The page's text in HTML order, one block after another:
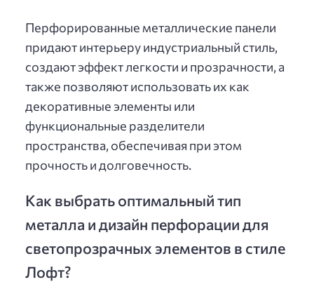
Перфорированные металлические панели
придают интерьеру индустриальный стиль,
создают эффект легкости и прозрачности, а
также позволяют использовать их как
декоративные элементы или
функциональные разделители
пространства, обеспечивая при этом
прочность и долговечность.
Как выбрать оптимальный тип
металла и дизайн перфорации для
светопрозрачных элементов в стиле
Лофт?